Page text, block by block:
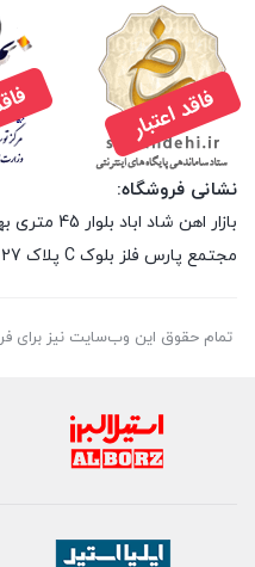
نشانی فروشگاه:
بازار اهن
مجتمع پارس فلز بلوک C پلاک 27
تمام حقوق اين وب‌سايت نیز برای